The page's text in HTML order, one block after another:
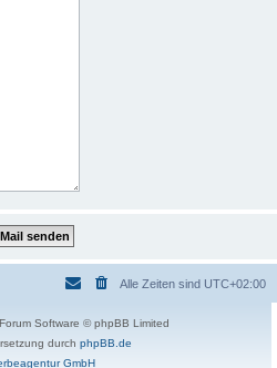
Alle Zeiten sind UTC+02:00
Software © phpBB Limited
durch phpBB.de
GmbH